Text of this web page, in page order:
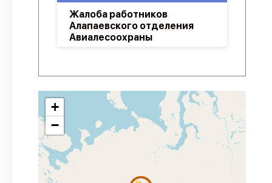
Жалоба работников
Алапаевского отделения
Авиалесоохраны
+
−